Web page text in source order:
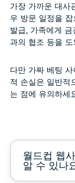
가장 가까운 대사
우 방문 일정을
발급, 가족에게
과의 협조 등을
다만 가짜 베팅
적 손실은 일반적
는 점에 유의하세
월드컵 웹
알 수 있나